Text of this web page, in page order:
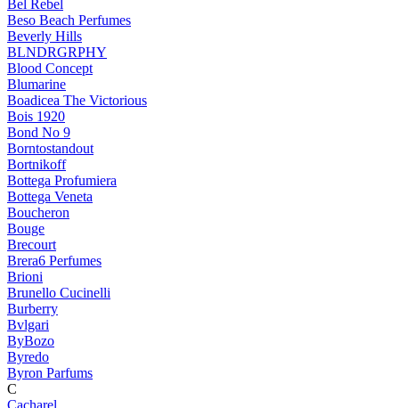
Bel Rebel
Beso Beach Perfumes
Beverly Hills
BLNDRGRPHY
Blood Concept
Blumarine
Boadicea The Victorious
Bois 1920
Bond No 9
Borntostandout
Bortnikoff
Bottega Profumiera
Bottega Veneta
Boucheron
Bouge
Brecourt
Brera6 Perfumes
Brioni
Brunello Cucinelli
Burberry
Bvlgari
ByBozo
Byredo
Byron Parfums
C
Cacharel